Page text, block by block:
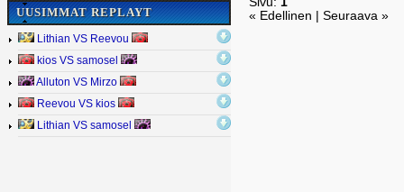
UUSIMMAT REPLAYT
Lithian VS Reevou
kios VS samosel
Alluton VS Mirzo
Reevou VS kios
Lithian VS samosel
« Edellinen | Seuraava »